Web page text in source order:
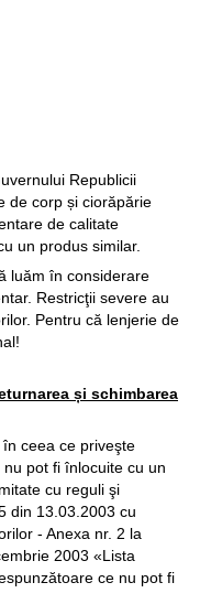
Republicii
de corp și ciorăpărie
de calitate
un produs similar.
luăm în considerare
Restricţii severe au
Pentru că lenjerie de
și schimbarea
ceea ce priveşte
pot fi înlocuite cu un
cu reguli şi
din 13.03.2003 cu
- Anexa nr. 2 la
2003 «Lista
ce nu pot fi